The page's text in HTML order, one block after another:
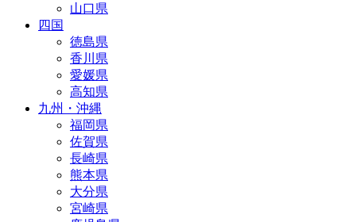
山口県
四国
徳島県
香川県
愛媛県
高知県
九州・沖縄
福岡県
佐賀県
長崎県
熊本県
大分県
宮崎県